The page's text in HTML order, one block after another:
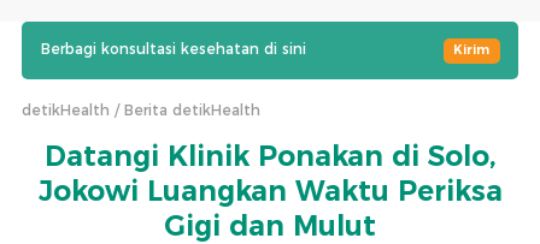
Berbagi konsultasi kesehatan di sini Kirim
detikHealth Berita detikHealth
Datangi Klinik Ponakan di Solo,
Jokowi Luangkan Waktu Periksa
Gigi dan Mulut